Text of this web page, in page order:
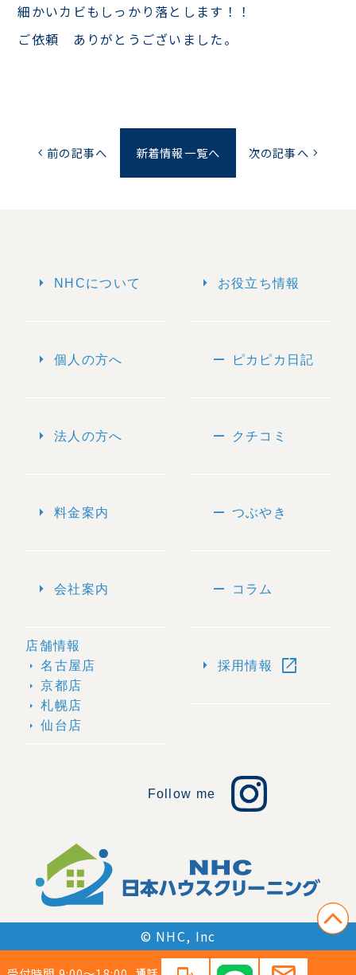
細かいカビもしっかり落とします！！
ご依頼 ありがとうございました。
chevron_left 前の記事へ 新着情報一覧へ 次の記事へ chevron_right
arrow_right NHCについて
arrow_right 個人の方へ
arrow_right 法人の方へ
arrow_right 料金案内
arrow_right 会社案内
店舗情報
arrow_right 名古屋店
arrow_right 京都店
arrow_right 札幌店
arrow_right 仙台店
arrow_right お役立ち情報
remove ピカピカ日記
remove クチコミ
remove つぶやき
remove コラム
arrow_right 採用情報 open_in_new
Follow me
© NHC, Inc